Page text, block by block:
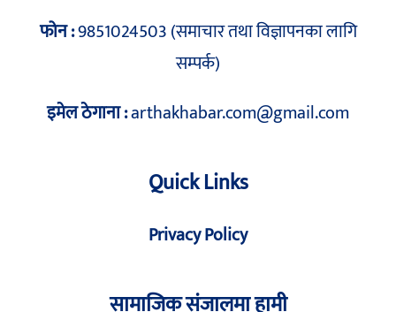
फोन :9851024503 (समाचार तथा विज्ञापनका लागि
सम्पर्क)
इमेल ठेगाना :arthakhabar.com@gmail.com
Quick Links
Privacy Policy